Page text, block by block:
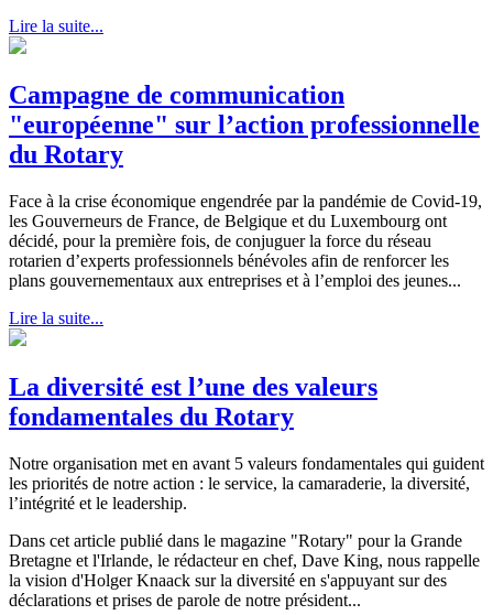
Lire la suite...
Campagne de communication
"européenne" sur l’action professionnelle
du Rotary
Face à la crise économique engendrée par la pandémie de Covid-19,
les Gouverneurs de France, de Belgique et du Luxembourg ont
décidé, pour la première fois, de conjuguer la force du réseau
rotarien d’experts professionnels bénévoles afin de renforcer les
plans gouvernementaux aux entreprises et à l’emploi des jeunes...
Lire la suite...
La diversité est l’une des valeurs
fondamentales du Rotary
Notre organisation met en avant 5 valeurs fondamentales qui guident
les priorités de notre action : le service, la camaraderie, la diversité,
l’intégrité et le leadership.
Dans cet article publié dans le magazine "Rotary" pour la Grande
Bretagne et l'Irlande, le rédacteur en chef, Dave King, nous rappelle
la vision d'Holger Knaack sur la diversité en s'appuyant sur des
déclarations et prises de parole de notre président...